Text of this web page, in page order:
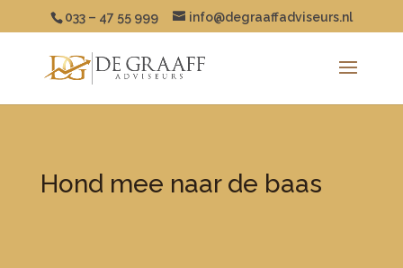
033 – 47 55 999 info@degraaffadviseurs.nl
Hond mee naar de baas